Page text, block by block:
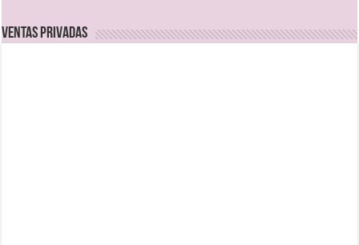
Ventas Privadas